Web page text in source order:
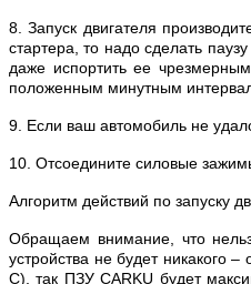
8. Запуск двигателя
стартера, то надо сделать
даже испортить ее
положенным минутным
9. Если ваш автомобиль не
10. Отсоедините силовые
Алгоритм действий по запуску
Обращаем внимание, что
устройства не будет никакого
С), так ПЗУ CARKU будет